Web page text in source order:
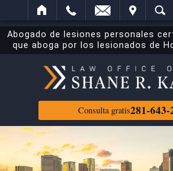
BUSCAR
Abogado de lesiones personales
que aboga por los lesionados de
Consulta gratis281-643-